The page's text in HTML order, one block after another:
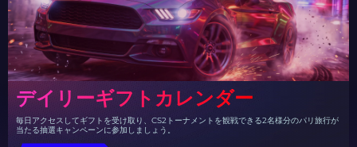
デイリーギフトカレンダー
毎日アクセスしてギフトを受け取り、CS2トーナメントを観戦できる2名様分のパリ旅行が
当たる抽選キャンペーンに参加しましょう。